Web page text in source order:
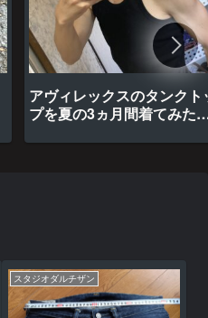
アヴィレックスのタンクト
プを夏の3ヵ月間着てみた
スタジオダルチザン